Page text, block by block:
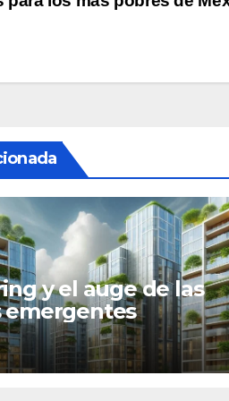
y el auge de las
emergentes